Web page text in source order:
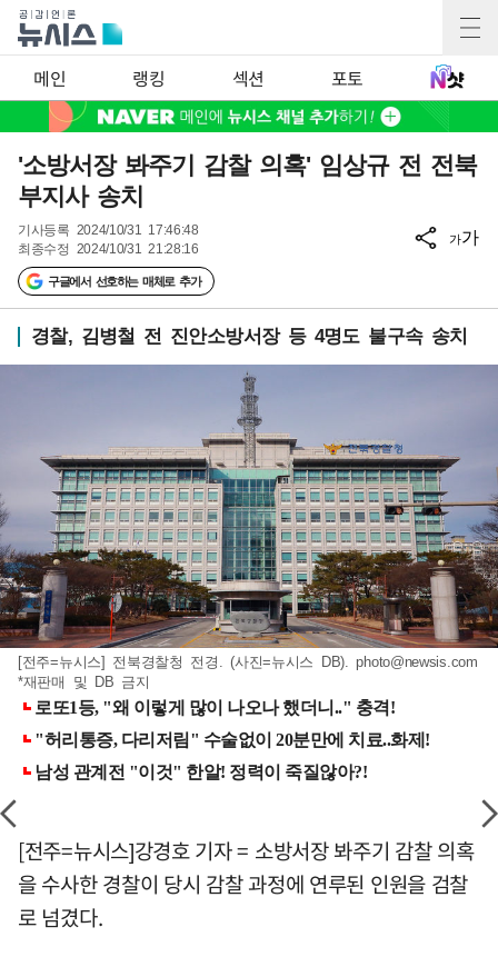
메인 랭킹 섹션 포토
'소방서장 봐주기 감찰 의혹' 임상규 전 전북
부지사 송치
기사등록 2024/10/31 17:46:48
최종수정 2024/10/31 21:28:16
구글에서 선호하는 매체로 추가
가가
경찰, 김병철 전 진안소방서장 등 4명도 불구속 송치
[전주=뉴시스] 전북경찰청 전경. (사진=뉴시스 DB).photo@newsis.com
*재판매 및 DB 금지
[전주=뉴시스]강경호 기자 = 소방서장 봐주기 감찰 의혹
을 수사한 경찰이 당시 감찰 과정에 연루된 인원을 검찰
로 넘겼다.